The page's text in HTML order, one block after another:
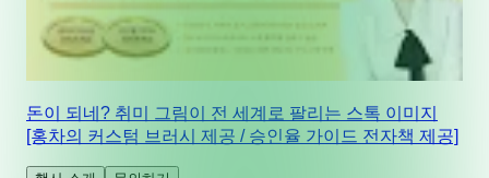
돈이 되네? 취미 그림이 전 세계로 팔리는 스톡 이미지
[홍차의 커스텀 브러시 제공 / 승인율 가이드 전자책 제공]